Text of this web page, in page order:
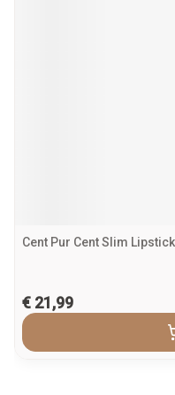
Cent Pur Cent Slim
€ 21,99